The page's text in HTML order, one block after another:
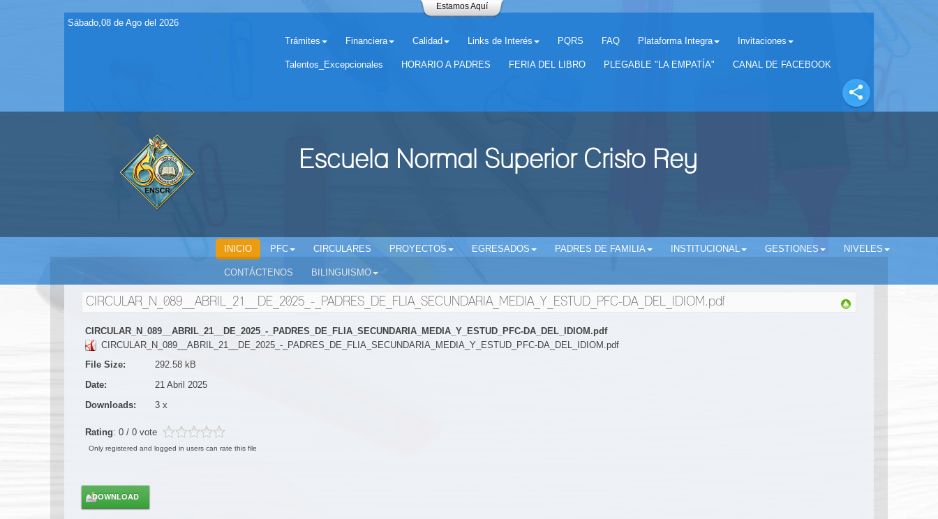
Estamos Aquí
Sábado,08 de Ago del 2026
Trámites
Financiera Calidad Links de Interés PQRS FAQ Plataforma Integra Invitaciones
Talentos_Excepcionales HORARIO A PADRES FERIA DEL LIBRO PLEGABLE "LA EMPATÍA" CANAL DE FACEBOOK
Escuela Normal Superior Cristo Rey
INICIO PFC CIRCULARES PROYECTOS EGRESADOS PADRES DE FAMILIA INSTITUCIONAL GESTIONES NIVELES
CONTÁCTENOS BILINGUISMO
CIRCULAR_N_089__ABRIL_21__DE_2025_-_PADRES_DE_FLIA_SECUNDARIA_MEDIA_Y_ESTUD_PFC-DA_DEL_IDIOM.pdf
CIRCULAR_N_089__ABRIL_21__DE_2025_-_PADRES_DE_FLIA_SECUNDARIA_MEDIA_Y_ESTUD_PFC-DA_DEL_IDIOM.pdf
CIRCULAR_N_089__ABRIL_21__DE_2025_-_PADRES_DE_FLIA_SECUNDARIA_MEDIA_Y_ESTUD_PFC-DA_DEL_IDIOM.pdf
File Size:
292.58 kB
Date:
21 Abril 2025
Downloads:
3 x
Rating: 0 / 0 vote
Only registered and logged in users can rate this file